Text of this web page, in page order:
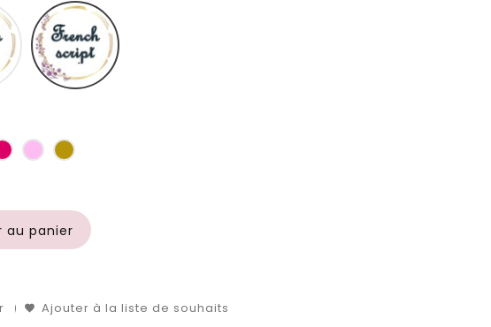
French
script
girls
Fuchsia
RoseOr
au panier
Ajouter à la liste de souhaits